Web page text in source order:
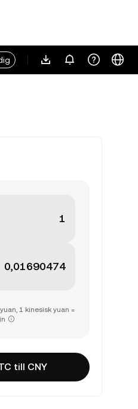
1 kinesisk yuan =
till CNY